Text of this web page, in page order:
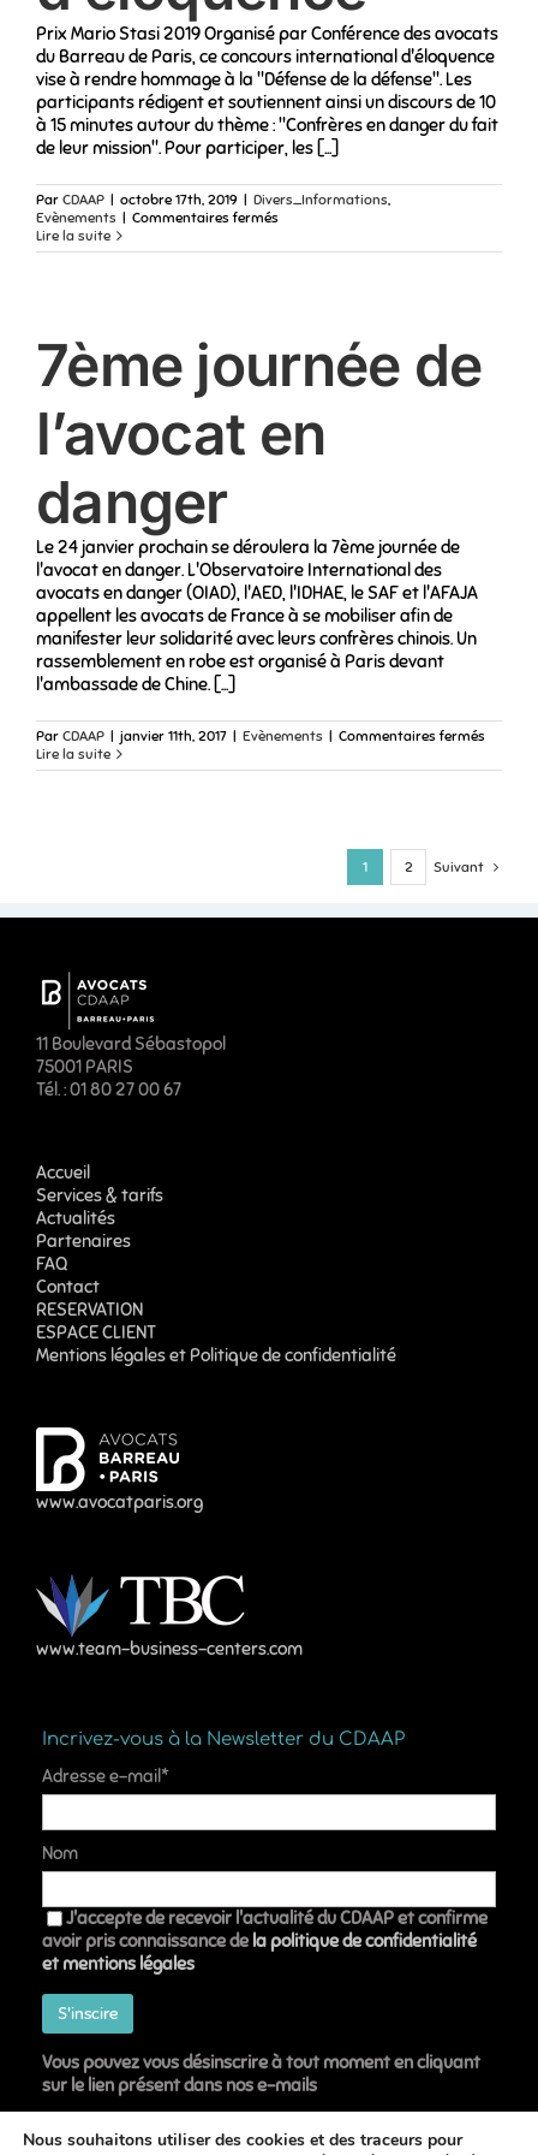
Prix Mario Stasi 2019 Organisé par Conférence des avocats
du Barreau de Paris, ce concours international d'éloquence
vise à rendre hommage à la "Défense de la défense". Les
participants rédigent et soutiennent ainsi un discours de 10
à 15 minutes autour du thème : "Confrères en danger du fait
de leur mission". Pour participer, les [...]
Par CDAAP | octobre 17th, 2019 | Divers_Informations
Evènements | Commentaires fermés
international
Lire la suite
7ème journée de
l’avocat en
danger
Le 24 janvier prochain se déroulera la 7ème journée de
l'avocat en danger. L'Observatoire International des
avocats en danger (OIAD), l'AED, l'IDHAE, le SAF et l'AFAJA
appellent les avocats de France à se mobiliser afin de
manifester leur solidarité avec leurs confrères chinois. Un
rassemblement en robe est organisé à Paris devant
l'ambassade de Chine. [...]
Par CDAAP | janvier 11th, 2017 | Evènements | Commentaires fermés
journée
Lire la suite
1 2 Suivant
11 Boulevard Sébastopol
75001 PARIS
Tél. : 01 80 27 00 67
Accueil
Services & tarifs
Actualités
Partenaires
FAQ
Contact
RESERVATION
ESPACE CLIENT
Mentions légales et Politique de confidentialité
www.avocatparis.org
www.team-business-centers.com
Incrivez-vous à la Newsletter du CDAAP
Adresse e-mail*
Nom
J'accepte de recevoir l'actualité du CDAAP et confirme
avoir pris connaissance de la politique de confidentialité
et mentions légales
Vous pouvez vous désinscrire à tout moment en cliquant
sur le lien présent dans nos e-mails
Nous souhaitons utiliser des cookies et des traceurs pour